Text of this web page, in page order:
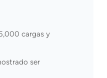
cargas y
ser